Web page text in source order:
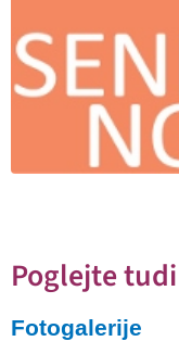
Poglejte tudi
Fotogalerije